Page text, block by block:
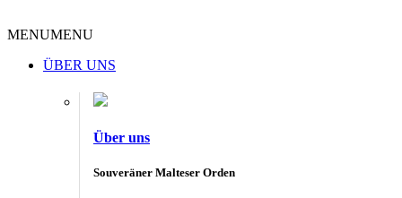
MENUMENU
ÜBER UNS
Über uns
Souveräner Malteser Orden